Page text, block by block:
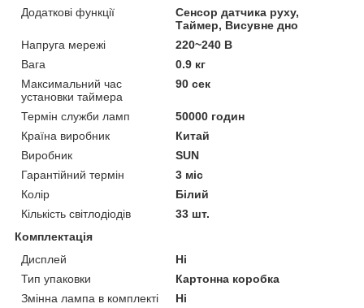
Додаткові функції
Сенсор датчика руху,
Таймер, Висувне дно
Напруга мережі
220~240 В
Вага
0.9 кг
Максимальний час
установки таймера
90 сек
Термін служби ламп
50000 годин
Країна виробник
Китай
Виробник
SUN
Гарантійний термін
3 міс
Колір
Білий
Кількість світлодіодів
33 шт.
Комплектація
Дисплей
Ні
Тип упаковки
Картонна коробка
Змінна лампа в комплекті
Ні